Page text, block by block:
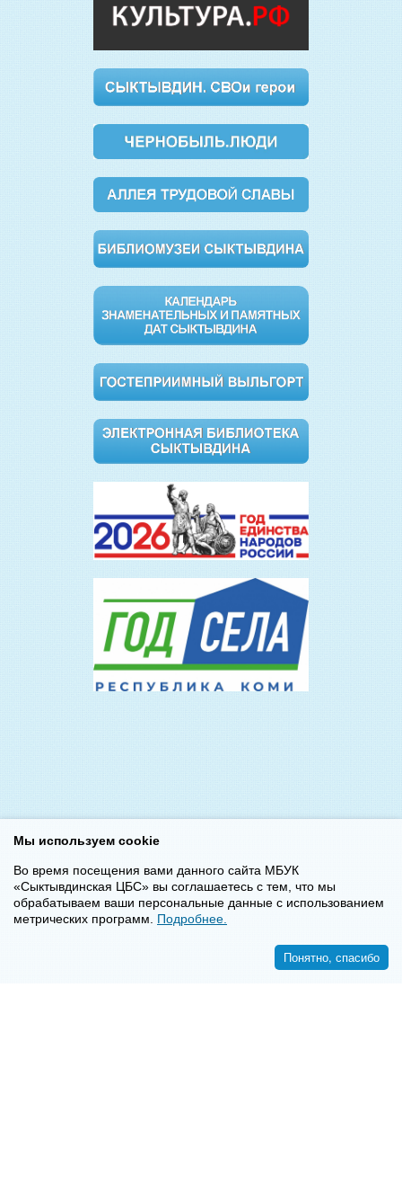
Мы используем cookie
Во время посещения вами данного сайта МБУК
«Сыктывдинская ЦБС» вы соглашаетесь с тем, что мы
обрабатываем ваши персональные данные с использованием
метрических программ. Подробнее.
Понятно, спасибо